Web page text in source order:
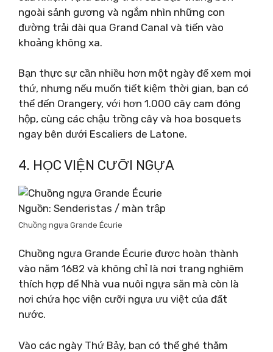
ngoài sảnh gương và ngắm nhìn những con
đường trải dài qua Grand Canal và tiến vào
khoảng không xa.
Bạn thực sự cần nhiều hơn một ngày để xem mọi
thứ, nhưng nếu muốn tiết kiệm thời gian, bạn có
thể đến Orangery, với hơn 1.000 cây cam đóng
hộp, cùng các chậu trồng cây và hoa bosquets
ngay bên dưới Escaliers de Latone.
4. HỌC VIỆN CƯỠI NGỰA
Nguồn: Senderistas / màn trập
Chuồng ngựa Grande Écurie
Chuồng ngựa Grande Écurie được hoàn thành
vào năm 1682 và không chỉ là nơi trang nghiêm
thích hợp để Nhà vua nuôi ngựa săn mà còn là
nơi chứa học viện cưỡi ngựa ưu việt của đất
nước.
Vào các ngày Thứ Bảy, bạn có thể ghé thăm